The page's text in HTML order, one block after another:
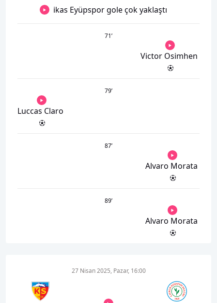
ikas Eyüpspor gole çok yaklaştı
71’
Victor Osimhen
79’
Luccas Claro
87’
Alvaro Morata
89’
Alvaro Morata
27 Nisan 2025, Pazar, 16:00